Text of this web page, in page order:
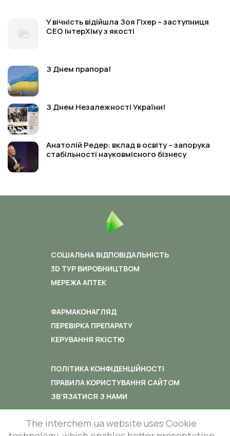
У вічність відійшла Зоя Гіхер – заступниця
СЕО ІнтерХіму з якості
З Днем прапора!
З Днем Незалежності України!
Анатолій Редер: вклад в освіту – запорука
стабільності науковмісного бізнесу
СОЦІАЛЬНА ВІДПОВІДАЛЬНІСТЬ
3D ТУР ВИРОБНИЦТВОМ
МЕРЕЖА АПТЕК
ФАРМАКОНАГЛЯД
ПЕРЕВІРКА ПРЕПАРАТУ
КЕРУВАННЯ ЯКІСТЮ
ПОЛІТИКА КОНФІДЕНЦІЙНОСТІ
ПРАВИЛА КОРИСТУВАННЯ САЙТОМ
ЗВ’ЯЗАТИСЯ З НАМИ
The interchem.ua website uses Cookie